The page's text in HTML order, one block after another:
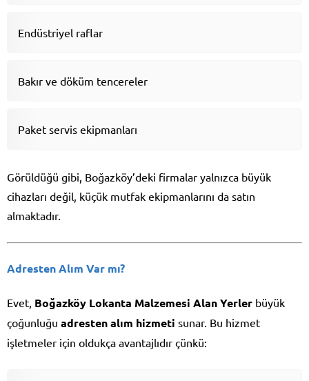
Endüstriyel raflar
Bakır ve döküm tencereler
Paket servis ekipmanları
Görüldüğü gibi, Boğazköy’deki firmalar yalnızca büyük
cihazları değil, küçük mutfak ekipmanlarını da satın
almaktadır.
Adresten Alım Var mı?
Evet, Boğazköy Lokanta Malzemesi Alan Yerler büyük
çoğunluğu adresten alım hizmeti sunar. Bu hizmet
işletmeler için oldukça avantajlıdır çünkü: